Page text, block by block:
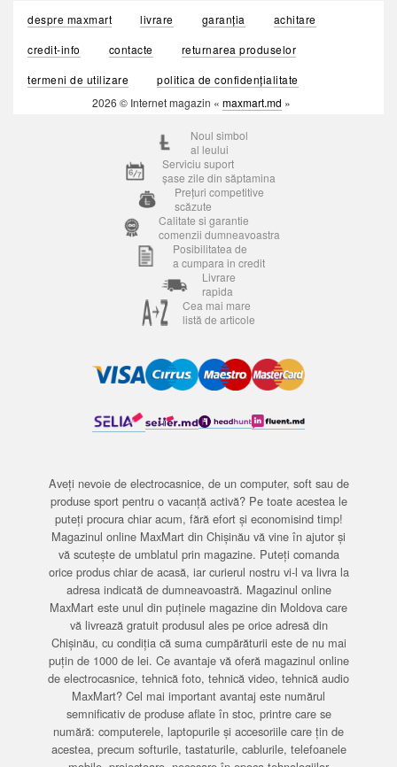
despre maxmart livrare garanția
achitare
credit-info
contacte
returnarea produselor
termeni de utilizare
politica de confidențialitate
2026 © Internet magazin « maxmart.md »
Noul simbol
al leului
Serviciu suport
șase zile din săptamina
Prețuri competitive
scăzute
Calitate si garantie
comenzii dumneavoastra
Posibilitatea de
a cumpara in credit
Livrare
rapida
Cea mai mare
listă de articole
Aveți nevoie de electrocasnice, de un computer, soft sau de
produse sport pentru o vacanță activă? Pe toate acestea le
puteți procura chiar acum, fără efort și economisind timp!
Magazinul online MaxMart din Chișinău vă vine în ajutor și
vă scutește de umblatul prin magazine. Puteți comanda
orice produs chiar de acasă, iar curierul nostru vi-l va livra la
adresa indicată de dumneavoastră. Magazinul online
MaxMart este unul din puținele magazine din Moldova care
vă livrează gratuit produsul ales pe orice adresă din
Chișinău, cu condiția că suma cumpărăturii este de nu mai
puțin de 1000 de lei. Ce avantaje vă oferă magazinul online
de electrocasnice, tehnică foto, tehnică video, tehnică audio
MaxMart? Cel mai important avantaj este numărul
semnificativ de produse aflate în stoc, printre care se
numără: computerele, laptopurile și accesoriile care țin de
acestea, precum softurile, tastaturile, cablurile, telefoanele